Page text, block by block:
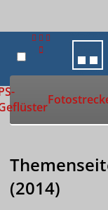
(2014)